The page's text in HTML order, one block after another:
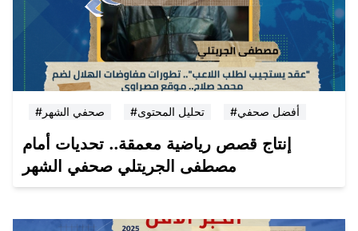
#صحفي الشهر #تحليل المحتوى #أفضل صحفي
إنتاج قصص رياضية معمقة.. تحديات أمام
مصطفى الجريتلي صحفي الشهر